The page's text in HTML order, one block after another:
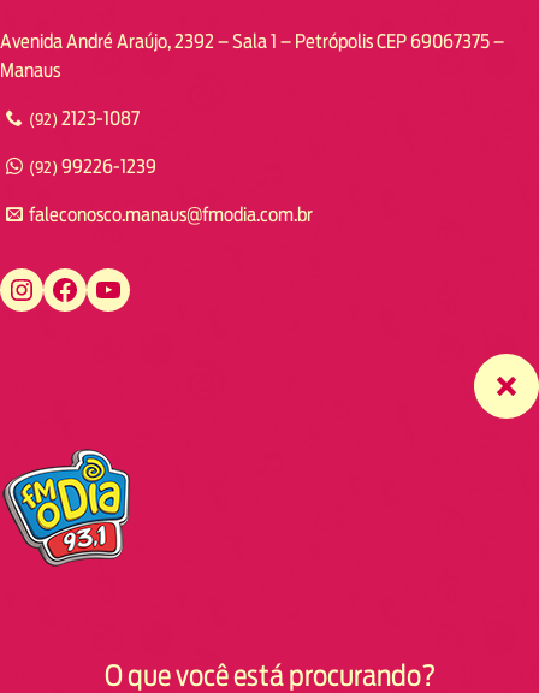
Avenida André Araújo, 2392 – Sala 1 – Petrópolis CEP 69067375 –
Manaus
(92) 2123-1087
(92) 99226-1239
faleconosco.manaus@fmodia.com.br
https://www.instagram.com/fmodiamanaus/ https://www.facebook.com/fmodiamanaus https://www.youtube.com/user/radiofmodia
O que você está procurando?